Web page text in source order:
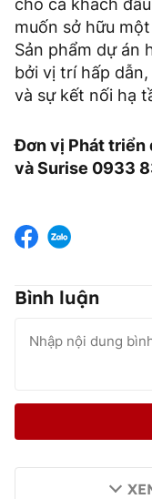
muốn sở hữu
Sản phẩm dự án
bởi vị trí hấp
và sự kết nối hạ
Đơn vị Phát triển
và Surise 0933
Bình luận